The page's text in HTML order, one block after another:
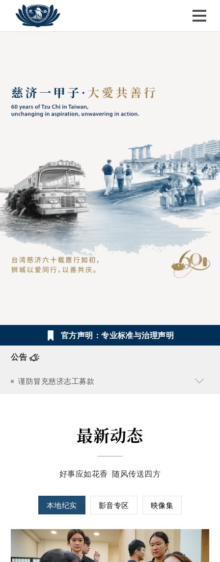
官方声明：专业标准与治理声明
公告
谨防冒充慈济志工募款
最新动态
好事应如花香 随风传送四方
本地纪实 影音专区 映像集